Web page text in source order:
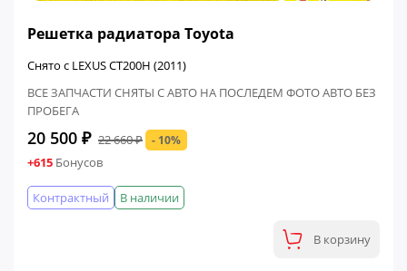
Решетка радиатора Toyota
Снято с LEXUS CT200H (2011)
ВСЕ ЗАПЧАСТИ СНЯТЫ С АВТО НА ПОСЛЕДЕМ ФОТО АВТО БЕЗ
ПРОБЕГА
20 500 ₽ 22 660 ₽ - 10%
+615 Бонусов
В наличии
Контрактный
В корзину